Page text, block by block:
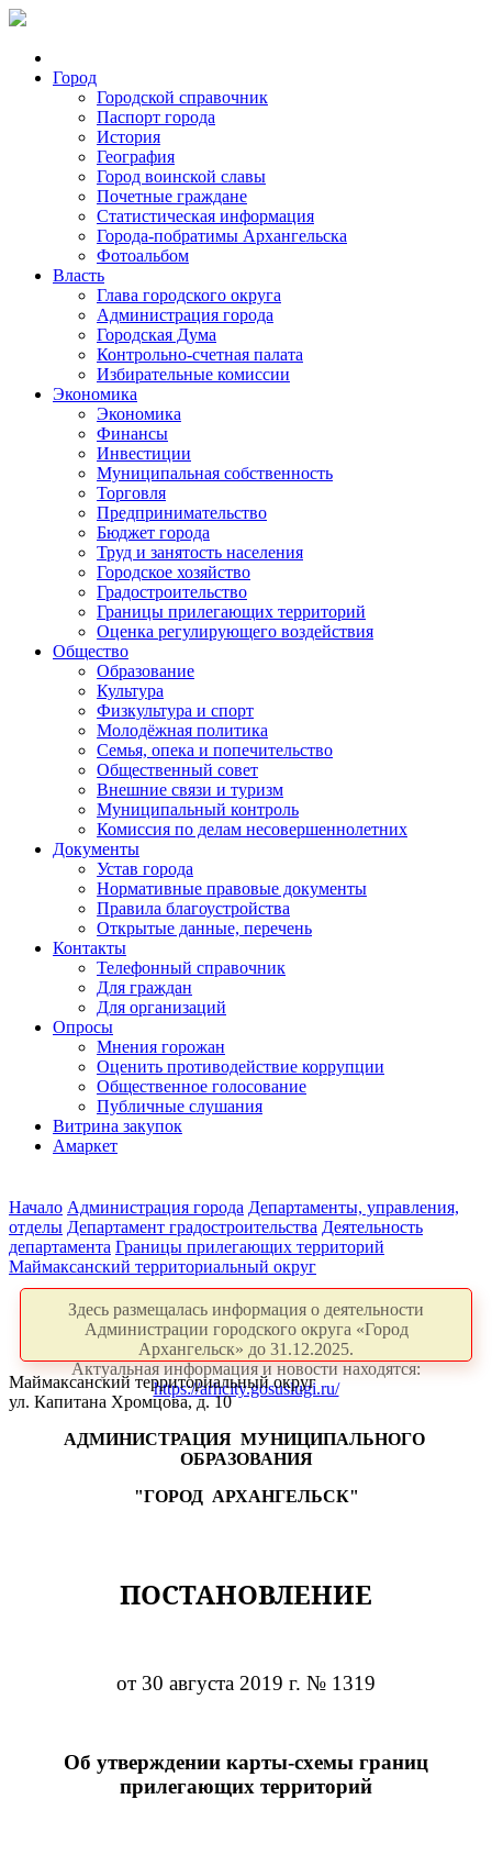
Город
Городской справочник
Паспорт города
История
География
Город воинской славы
Почетные граждане
Статистическая информация
Города-побратимы Архангельска
Фотоальбом
Власть
Глава городского округа
Администрация города
Городская Дума
Контрольно-счетная палата
Избирательные комиссии
Экономика
Экономика
Финансы
Инвестиции
Муниципальная собственность
Торговля
Предпринимательство
Бюджет города
Труд и занятость населения
Городское хозяйство
Градостроительство
Границы прилегающих территорий
Оценка регулирующего воздействия
Общество
Образование
Культура
Физкультура и спорт
Молодёжная политика
Семья, опека и попечительство
Общественный совет
Внешние связи и туризм
Муниципальный контроль
Комиссия по делам несовершеннолетних
Документы
Устав города
Нормативные правовые документы
Правила благоустройства
Открытые данные, перечень
Контакты
Телефонный справочник
Для граждан
Для организаций
Опросы
Мнения горожан
Оценить противодействие коррупции
Общественное голосование
Публичные слушания
Витрина закупок
Амаркет
Начало Администрация города Департаменты, управления,
отделы Департамент градостроительства Деятельность
департамента Границы прилегающих территорий
Маймаксанский территориальный округ
Здесь размещалась информация о деятельности
Администрации городского округа «Город
Архангельск» до 31.12.2025.
Актуальная информация и новости находятся:
https://arhcity.gosuslugi.ru/
Маймаксанский территориальный округ
ул. Капитана Хромцова, д. 10
АДМИНИСТРАЦИЯ МУНИЦИПАЛЬНОГО
ОБРАЗОВАНИЯ
"ГОРОД АРХАНГЕЛЬСК"
ПОСТАНОВЛЕНИЕ
от 30 августа 2019 г. № 1319
Об утверждении карты-схемы границ
прилегающих территорий